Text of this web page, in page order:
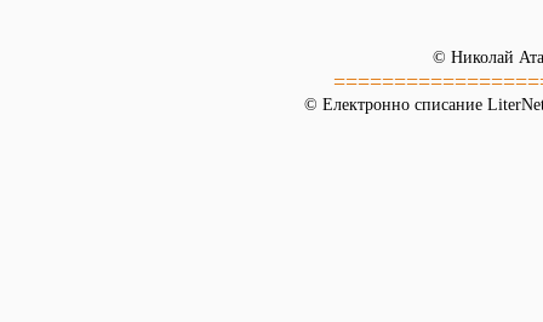
© Николай
© Електронно списание